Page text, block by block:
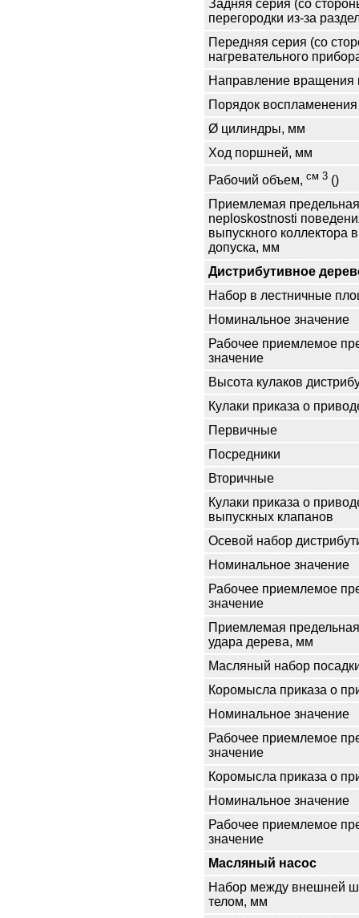
Задняя серия (со
перегородки из-за
Передняя серия (со
нагревательного
Направление вращения
Порядок воспламенения
Ø цилиндры, мм
Ход поршней, мм
Рабочий объем, см 3 ()
Приемлемая
neploskostnosti
выпускного коллектора
допуска, мм
Дистрибутивное
Набор в лестничные
Номинальное значение
Рабочее приемлемое
значение
Высота кулаков
Кулаки приказа о
Первичные
Посредники
Вторичные
Кулаки приказа о
выпускных клапанов
Осевой набор
Номинальное значение
Рабочее приемлемое
значение
Приемлемая
удара дерева, мм
Масляный набор
Коромысла приказа о
Номинальное значение
Рабочее приемлемое
значение
Коромысла приказа о
Номинальное значение
Рабочее приемлемое
значение
Масляный насос
Набор между внешней
телом, мм